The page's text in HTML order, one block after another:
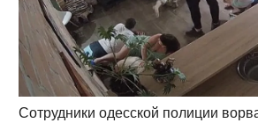
Сотрудники одесской полиции